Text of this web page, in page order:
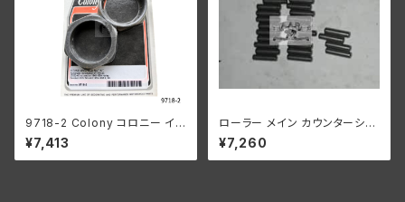
9718-2 Colony コロニー イン
テーク マニホールド ナット キッ
ト ハーレーダビッドソン 1940-
54年 OHV 74 モデル 1953-5
¥7,413
ローラー メイン カウンターシャ
フト 0008"オーバーサイズ 24
個 ハーレーダビッドソン
¥7,260